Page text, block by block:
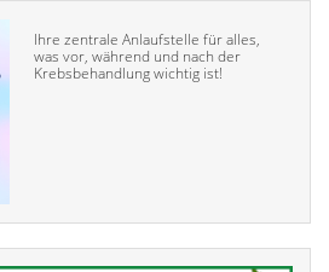
Ihre zentrale Anlaufstelle für alles,
was vor, während und nach der
Krebsbehandlung wichtig ist!